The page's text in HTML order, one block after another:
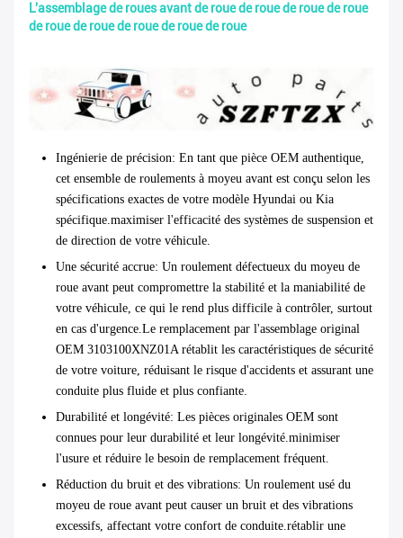
L'assemblage de roues avant de roue de roue de roue de roue
de roue de roue de roue de roue de roue
Ingénierie de précision: En tant que pièce OEM authentique,
cet ensemble de roulements à moyeu avant est conçu selon les
spécifications exactes de votre modèle Hyundai ou Kia
spécifique.maximiser l'efficacité des systèmes de suspension et
de direction de votre véhicule.
Une sécurité accrue: Un roulement défectueux du moyeu de
roue avant peut compromettre la stabilité et la maniabilité de
votre véhicule, ce qui le rend plus difficile à contrôler, surtout
en cas d'urgence.Le remplacement par l'assemblage original
OEM 3103100XNZ01A rétablit les caractéristiques de sécurité
de votre voiture, réduisant le risque d'accidents et assurant une
conduite plus fluide et plus confiante.
Durabilité et longévité: Les pièces originales OEM sont
connues pour leur durabilité et leur longévité.minimiser
l'usure et réduire le besoin de remplacement fréquent.
Réduction du bruit et des vibrations: Un roulement usé du
moyeu de roue avant peut causer un bruit et des vibrations
excessifs, affectant votre confort de conduite.rétablir une